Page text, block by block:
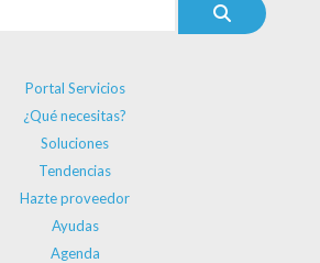
Portal Servicios
¿Qué necesitas?
Soluciones
Tendencias
Hazte proveedor
Ayudas
Agenda